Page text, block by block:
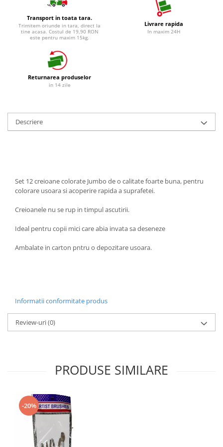
Detergent Vase Pentru Masina
Detergent Vase Manual
Solutie Clatire Vase
Sare Masina De Spalat
Folie Si Pungi Alimentare
Lavete Si Bureti
Curatenie Bucatarie
Vase Si Accesorii
Diverse pentru bucatarie
Dezinfectant Baie
Dezinfectant Bucatarie
Dezinfectant Sano
Domestos WC
Gel Antibacterian
Sanytol Dezinfectant
Hartie Igienica
Prosoape De Hartie Si Servetele
Odorizant Camera Electric
Odorizant Camera cu Betisoare
Odorizant Camera Electric
Profesional
Odorizant Camera Ambi Pur
Transport in toata tara.
Trimitem oriunde in tara, direct la
tine acasa. Costul de 19,90 RON
este pentru maxim 15kg.
Livrare rapida
In maxim 24H
Returnarea produselor
in 14 zile
Descriere
Set 12 creioane colorate Jumbo de o calitate foarte buna, pentru
colorare usoara si acoperire rapida a suprafetei.
Creioanele nu se rup in timpul ascutirii.
Ideal pentru copii mici care abia invata sa deseneze
Ambalate in carton pntru o depozitare usoara.
Informatii conformitate produs
Review-uri(0)
PRODUSE SIMILARE
-20%